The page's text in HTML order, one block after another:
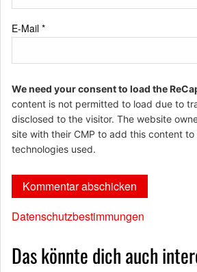
E-Mail *
We need your consent to load the
content is not permitted to load due to
disclosed to the visitor. The website
site with their CMP to add this content
technologies used.
Datenschutzbestimmungen
Das könnte dich auch